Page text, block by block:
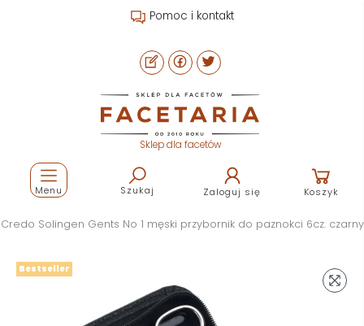
Pomoc i kontakt
Sklep dla facetów
Szukaj Zaloguj się Koszyk
Menu
Credo Solingen Gents No 1 męski przybornik do paznokci 6cz. czarny
Bestseller